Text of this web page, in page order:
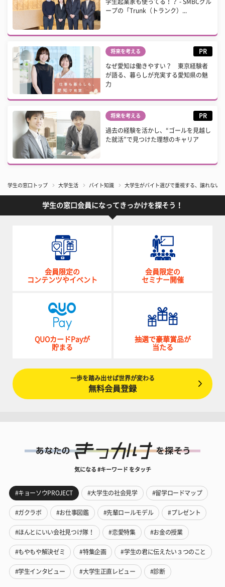
学生起業家も使ってる！？ - SMBCグル
ープの「Trunk（トランク）...
将来を考える PR
なぜ愛知は働きやすい？ 東京経験者
が語る、暮らしが充実する愛知県の魅
力
将来を考える PR
過去の経験を活かし、“ゴールを見越し
た就活”で見つけた理想のキャリア
学生の窓口トップ 大学生活 バイト知識 大学生がバイト選びで重視する、譲れない
学生の窓口会員になってきっかけを探そう！
会員限定の
コンテンツやイベント
会員限定の
セミナー開催
QUOカードPayが
貯まる
抽選で豪華賞品が
当たる
一歩を踏み出せば世界が変わる
無料会員登録
気になる #キーワード をタッチ
#キョーソウPROJECT #大学生の社会見学 #留学ロードマップ
#ガクラボ #お仕事図鑑 #先輩ロールモデル #プレゼント
#ほんとにいい会社見つけ隊！ #恋愛特集 #お金の授業
#もやもや解決ゼミ #特集企画 #学生の君に伝えたい３つのこと
#学生インタビュー #大学生正直レビュー #診断